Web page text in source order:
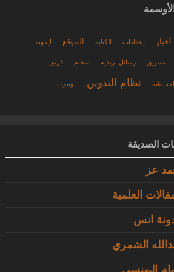
أخبار إعدادات الكتابة الموقع أيقونة
تسويق رسائل بريدية سخام فريق
نظام التدوين يوتيوب
الصديقة
عز
العلمية
انس
الشمري
البهنسي